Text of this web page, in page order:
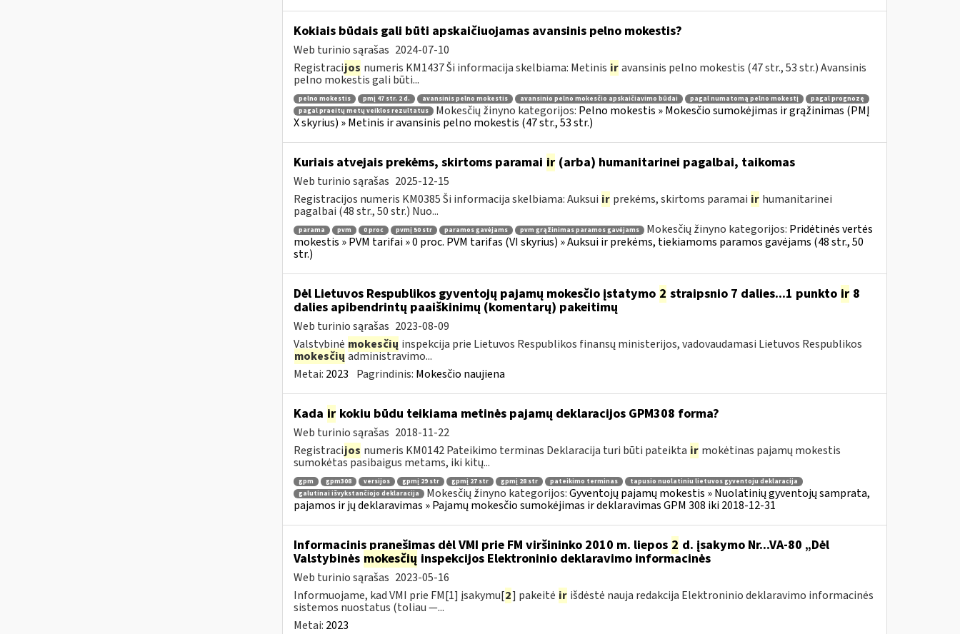
Kokiais būdais gali būti apskaičiuojamas avansinis pelno mokestis?
Web turinio sąrašas 2024-07-10
Registracijos numeris KM1437 Ši informacija skelbiama: Metinis ir avansinis pelno mokestis (47 str., 53 str.) Avansinis
pelno mokestis gali būti...
pelno mokestis pmį 47 str. 2 d. avansinis pelno mokestis avansinio pelno mokesčio apskaičiavimo būdai pagal numatomą pelno mokestį
pagal prognozę
pagal praeitų metų veiklos rezultatus
Mokesčių žinyno kategorijos: Pelno mokestis » Mokesčio sumokėjimas ir grąžinimas (PMĮ
X skyrius) » Metinis ir avansinis pelno mokestis (47 str., 53 str.)
Kuriais atvejais prekėms, skirtoms paramai ir(arba) humanitarinei pagalbai, taikomas
Web turinio sąrašas 2025-12-15
Registracijos numeris KM0385 Ši informacija skelbiama: Auksui ir prekėms, skirtoms paramai ir humanitarinei
pagalbai (48 str., 50 str.) Nuo...
parama pvm 0 proc pvmį 50 str paramos gavėjams pvm grąžinimas paramos gavėjams Mokesčių žinyno kategorijos: Pridėtinės vertės
mokestis » PVM tarifai » 0 proc. PVM tarifas (VI skyrius) » Auksui ir prekėms, tiekiamoms paramos gavėjams (48 str., 50
str.)
Dėl Lietuvos Respublikos gyventojų pajamų mokesčio įstatymo 2 straipsnio 7 dalies...1 punkto ir8
dalies apibendrintų paaiškinimų (komentarų) pakeitimų
Web turinio sąrašas 2023-08-09
Valstybinė mokesčių inspekcija prie Lietuvos Respublikos finansų ministerijos, vadovaudamasi Lietuvos Respublikos
mokesčių administravimo...
Metai: 2023 Pagrindinis: Mokesčio naujiena
Kada irkokiu būdu teikiama metinės pajamų deklaracijos GPM308 forma?
Web turinio sąrašas 2018-11-22
Registracijos numeris KM0142 Pateikimo terminas Deklaracija turi būti pateikta ir mokėtinas pajamų mokestis
sumokėtas pasibaigus metams, iki kitų...
gpm gpm308 versijos gpmį 29 str gpmį 27 str gpmį 28 str pateikimo terminas
tapusio nuolatiniu lietuvos gyventoju deklaracija
galutinai išvykstančiojo deklaracija
Mokesčių žinyno kategorijos:Gyventojų pajamų mokestis » Nuolatinių gyventojų samprata,
pajamos ir jų deklaravimas » Pajamų mokesčio sumokėjimas ir deklaravimas GPM 308 iki 2018-12-31
Informacinis pranešimas dėl VMI prie FM viršininko 2010 m. liepos 2 d. įsakymo Nr...VA-80 „Dėl
Valstybinės mokesčių inspekcijos Elektroninio deklaravimo informacinės
Web turinio sąrašas 2023-05-16
Informuojame, kad VMI prie FM[1] įsakymu[2] pakeitė ir išdėstė nauja redakcija Elektroninio deklaravimo informacinės
sistemos nuostatus (toliau —...
Metai: 2023